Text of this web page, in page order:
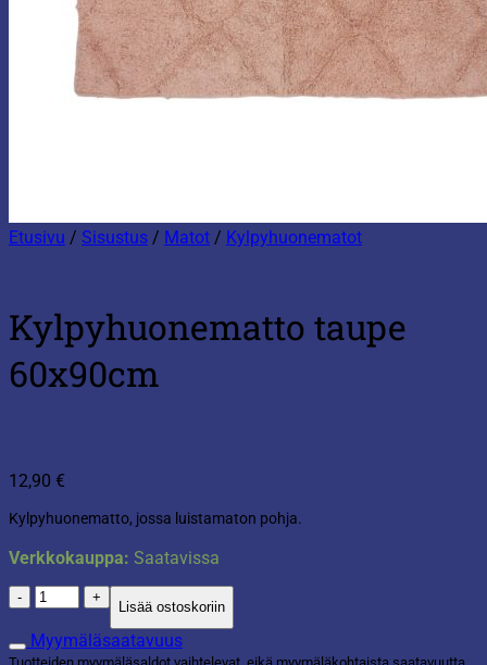
Etusivu / Sisustus / Matot / Kylpyhuonematot
Kylpyhuonematto taupe
60x90cm
12,90 €
Kylpyhuonematto, jossa luistamaton pohja.
Verkkokauppa: Saatavissa
Kylpyhuonematto
taupe
60x90cm
määrä
Lisää ostoskoriin
Myymäläsaatavuus